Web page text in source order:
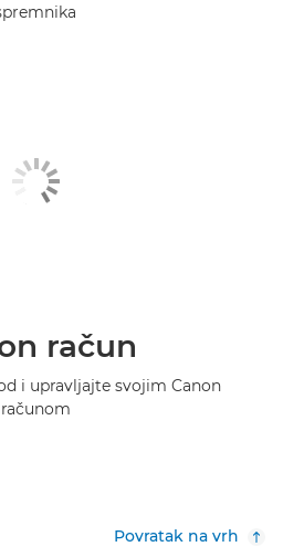
račun
i upravljajte svojim Canon
računom
Povratak na vrh